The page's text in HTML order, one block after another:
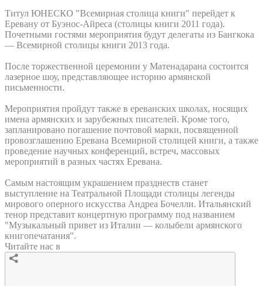
Титул ЮНЕСКО "Всемирная столица книги" перейдет к
Еревану от Буэнос-Айреса (столицы книги 2011 года).
Почетными гостями мероприятия будут делегаты из Бангкока
— Всемирной столицы книги 2013 года.
После торжественной церемонии у Матенадарана состоится
лазерное шоу, представляющее историю армянской
письменности.
Мероприятия пройдут также в ереванских школах, носящих
имена армянских и зарубежных писателей. Кроме того,
запланировано погашение почтовой марки, посвященной
провозглашению Еревана Всемирной столицей книги, а также
проведение научных конференций, встреч, массовых
мероприятий в разных частях Еревана.
Самым настоящим украшением празднеств станет
выступление на Театральной Площади столицы легенды
мирового оперного искусства Андреа Бочелли. Итальянский
тенор представит концертную программу под названием
"Музыкальный привет из Италии — колыбели армянского
книгопечатания".
Читайте нас в